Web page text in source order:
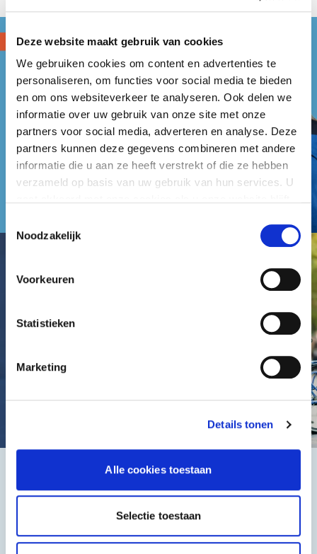
Deze website maakt gebruik van cookies
We gebruiken cookies om content en advertenties te
personaliseren, om functies voor social media te bieden
en om ons websiteverkeer te analyseren. Ook delen we
informatie over uw gebruik van onze site met onze
partners voor social media, adverteren en analyse. Deze
partners kunnen deze gegevens combineren met andere
informatie die u aan ze heeft verstrekt of die ze hebben
verzameld op basis van uw gebruik van hun services. U
Noodzakelijk
Voorkeuren
Statistieken
Marketing
Details tonen
Alle cookies toestaan
Selectie toestaan
Het beste, de goedkoopste